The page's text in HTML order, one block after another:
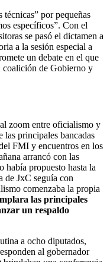
por pequeñas
específicos”. Con el
se pasó el dictamen a
a la sesión especial a
un debate en el que
coalición de Gobierno y
zoom entre oficialismo y
las principales bancadas
FMI y encuentros en los
arrancó con las
había propuesto hasta la
de JxC seguía con
comenzaba la propia
las principales
un respaldo
a ocho diputados,
al gobernador